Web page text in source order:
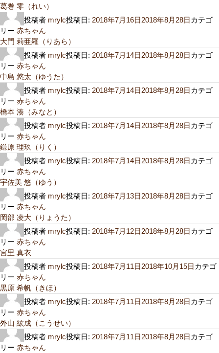
葛巻 零（れい）
投稿者 mrylc投稿日: 2018年7月16日2018年8月28日 カテゴ
リー 赤ちゃん
大門 莉亜羅（りあら）
投稿者 mrylc投稿日: 2018年7月14日2018年8月28日 カテゴ
リー 赤ちゃん
中島 悠太（ゆうた）
投稿者 mrylc投稿日: 2018年7月14日2018年8月28日 カテゴ
リー 赤ちゃん
橋本 湊（みなと）
投稿者 mrylc投稿日: 2018年7月14日2018年8月28日 カテゴ
リー 赤ちゃん
鎌原 理玖（りく）
投稿者 mrylc投稿日: 2018年7月14日2018年8月28日 カテゴ
リー 赤ちゃん
宇佐美 悠（ゆう）
投稿者 mrylc投稿日: 2018年7月13日2018年8月28日 カテゴ
リー 赤ちゃん
岡部 凌大（りょうた）
投稿者 mrylc投稿日: 2018年7月12日2018年8月28日 カテゴ
リー 赤ちゃん
宮里 真衣
投稿者 mrylc投稿日: 2018年7月11日2018年10月15日 カテゴ
リー 赤ちゃん
黒原 希帆（きほ）
投稿者 mrylc投稿日: 2018年7月11日2018年8月28日 カテゴ
リー 赤ちゃん
外山 紘成（こうせい）
投稿者 mrylc投稿日: 2018年7月11日2018年8月28日 カテゴ
リー 赤ちゃん